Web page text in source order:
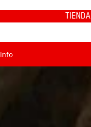
TIENDA
Info